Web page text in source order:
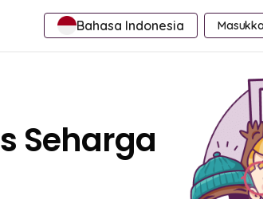
Bahasa Indonesia
Seharga